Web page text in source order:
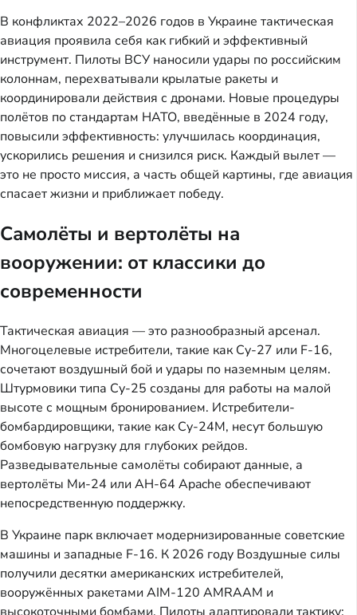
В конфликтах 2022–2026 годов в Украине тактическая
авиация проявила себя как гибкий и эффективный
инструмент. Пилоты ВСУ наносили удары по российским
колоннам, перехватывали крылатые ракеты и
координировали действия с дронами. Новые процедуры
полётов по стандартам НАТО, введённые в 2024 году,
повысили эффективность: улучшилась координация,
ускорились решения и снизился риск. Каждый вылет —
это не просто миссия, а часть общей картины, где авиация
спасает жизни и приближает победу.
Самолёты и вертолёты на
вооружении: от классики до
современности
Тактическая авиация — это разнообразный арсенал.
Многоцелевые истребители, такие как Су-27 или F-16,
сочетают воздушный бой и удары по наземным целям.
Штурмовики типа Су-25 созданы для работы на малой
высоте с мощным бронированием. Истребители-
бомбардировщики, такие как Су-24М, несут большую
бомбовую нагрузку для глубоких рейдов.
Разведывательные самолёты собирают данные, а
вертолёты Ми-24 или AH-64 Apache обеспечивают
непосредственную поддержку.
В Украине парк включает модернизированные советские
машины и западные F-16. К 2026 году Воздушные силы
получили десятки американских истребителей,
вооружённых ракетами AIM-120 AMRAAM и